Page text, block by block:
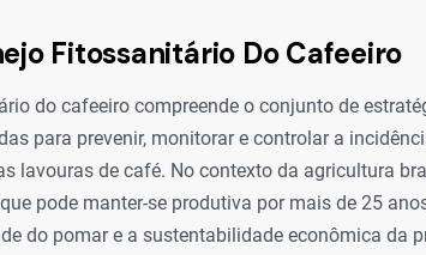
Fitossanitário Do Cafeeiro
do cafeeiro compreende o conjunto de
para prevenir, monitorar e controlar a
lavouras de café. No contexto da agricultura
pode manter-se produtiva por mais de 25
do pomar e a sustentabilidade econômica da